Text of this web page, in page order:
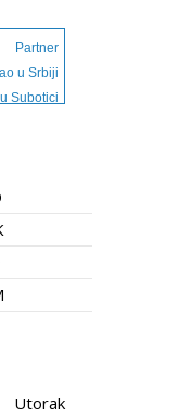
Partner
u Srbiji
Subotici
Utorak